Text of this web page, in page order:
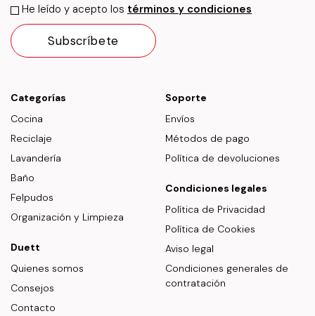
He leído y acepto los términos y condiciones
Categorías
Cocina
Reciclaje
Lavandería
Baño
Felpudos
Organización y Limpieza
Duett
Quienes somos
Consejos
Contacto
Soporte
Envíos
Métodos de pago
Política de devoluciones
Condiciones legales
Política de Privacidad
Política de Cookies
Aviso legal
Condiciones generales de
contratación